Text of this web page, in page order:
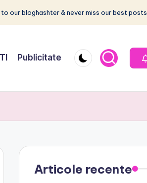
our bloghashter & never miss our best posts.
Publicitate
Articole recente